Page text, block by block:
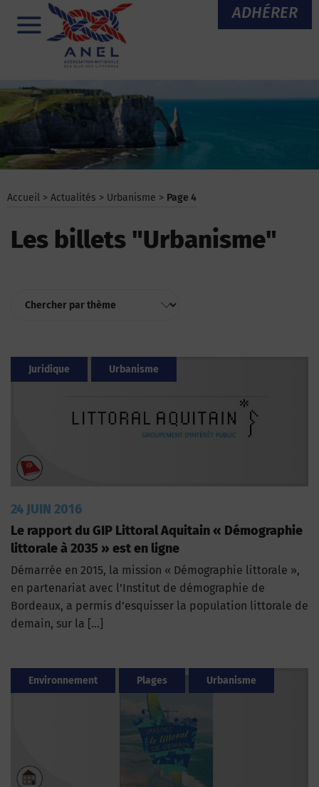
ADHÉRER
Menu
Accueil > Actualités > Urbanisme > Page 4
Les billets "Urbanisme"
Juridique Urbanisme
24 JUIN 2016
Le rapport du GIP Littoral Aquitain « Démographie
littorale à 2035 » est en ligne
Démarrée en 2015, la mission « Démographie littorale »,
en partenariat avec l’Institut de démographie de
Bordeaux, a permis d’esquisser la population littorale de
demain, sur la […]
Environnement Plages Urbanisme